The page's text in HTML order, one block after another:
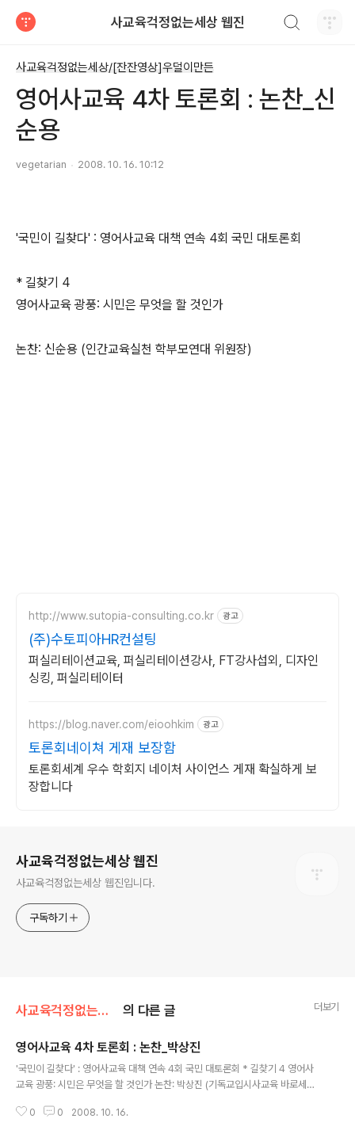
사교육걱정없는세상 웹진
사교육걱정없는세상/[잔잔영상]우덜이만든
영어사교육 4차 토론회 : 논찬_신
순용
vegetarian 2008. 10. 16. 10:12
'국민이 길찾다' : 영어사교육 대책 연속 4회 국민 대토론회
* 길찾기 4
영어사교육 광풍: 시민은 무엇을 할 것인가
논찬: 신순용 (인간교육실천 학부모연대 위원장)
http://www.sutopia-consulting.co.kr 광고
(주)수토피아HR컨설팅
퍼실리테이션교육, 퍼실리테이션강사, FT강사섭외, 디자인
싱킹, 퍼실리테이터
https://blog.naver.com/eioohkim 광고
토론회네이쳐 게재 보장함
토론회세계 우수 학회지 네이처 사이언스 게재 확실하게 보
장합니다
사교육걱정없는세상 웹진
사교육걱정없는세상 웹진입니다.
구독하기
사교육걱정없는세상/[잔잔영상]우덜이만든 의 다른 글 더보기
영어사교육 4차 토론회 : 논찬_박상진
'국민이 길찾다' : 영어사교육 대책 연속 4회 국민 대토론회 * 길찾기 4 영어사
교육 광풍: 시민은 무엇을 할 것인가 논찬: 박상진 (기독교입시사교육 바로세우
0 0 2008. 10. 16.